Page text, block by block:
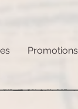
Promotions